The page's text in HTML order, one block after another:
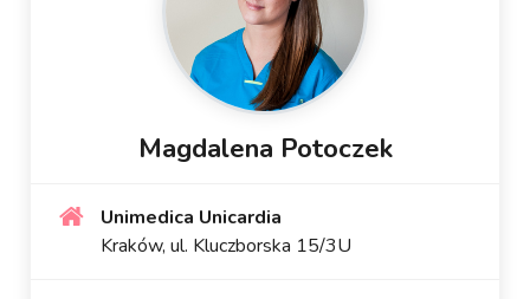
Magdalena Potoczek
Unimedica Unicardia
Kraków, ul. Kluczborska 15/3U